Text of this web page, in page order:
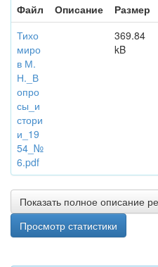
Файл
Описание Размер
Тихо
миро
в М.
Н._В
опро
сы_и
стори
и_19
54_№
6.pdf
369.84
kB
Показать полное описание
Просмотр статистики